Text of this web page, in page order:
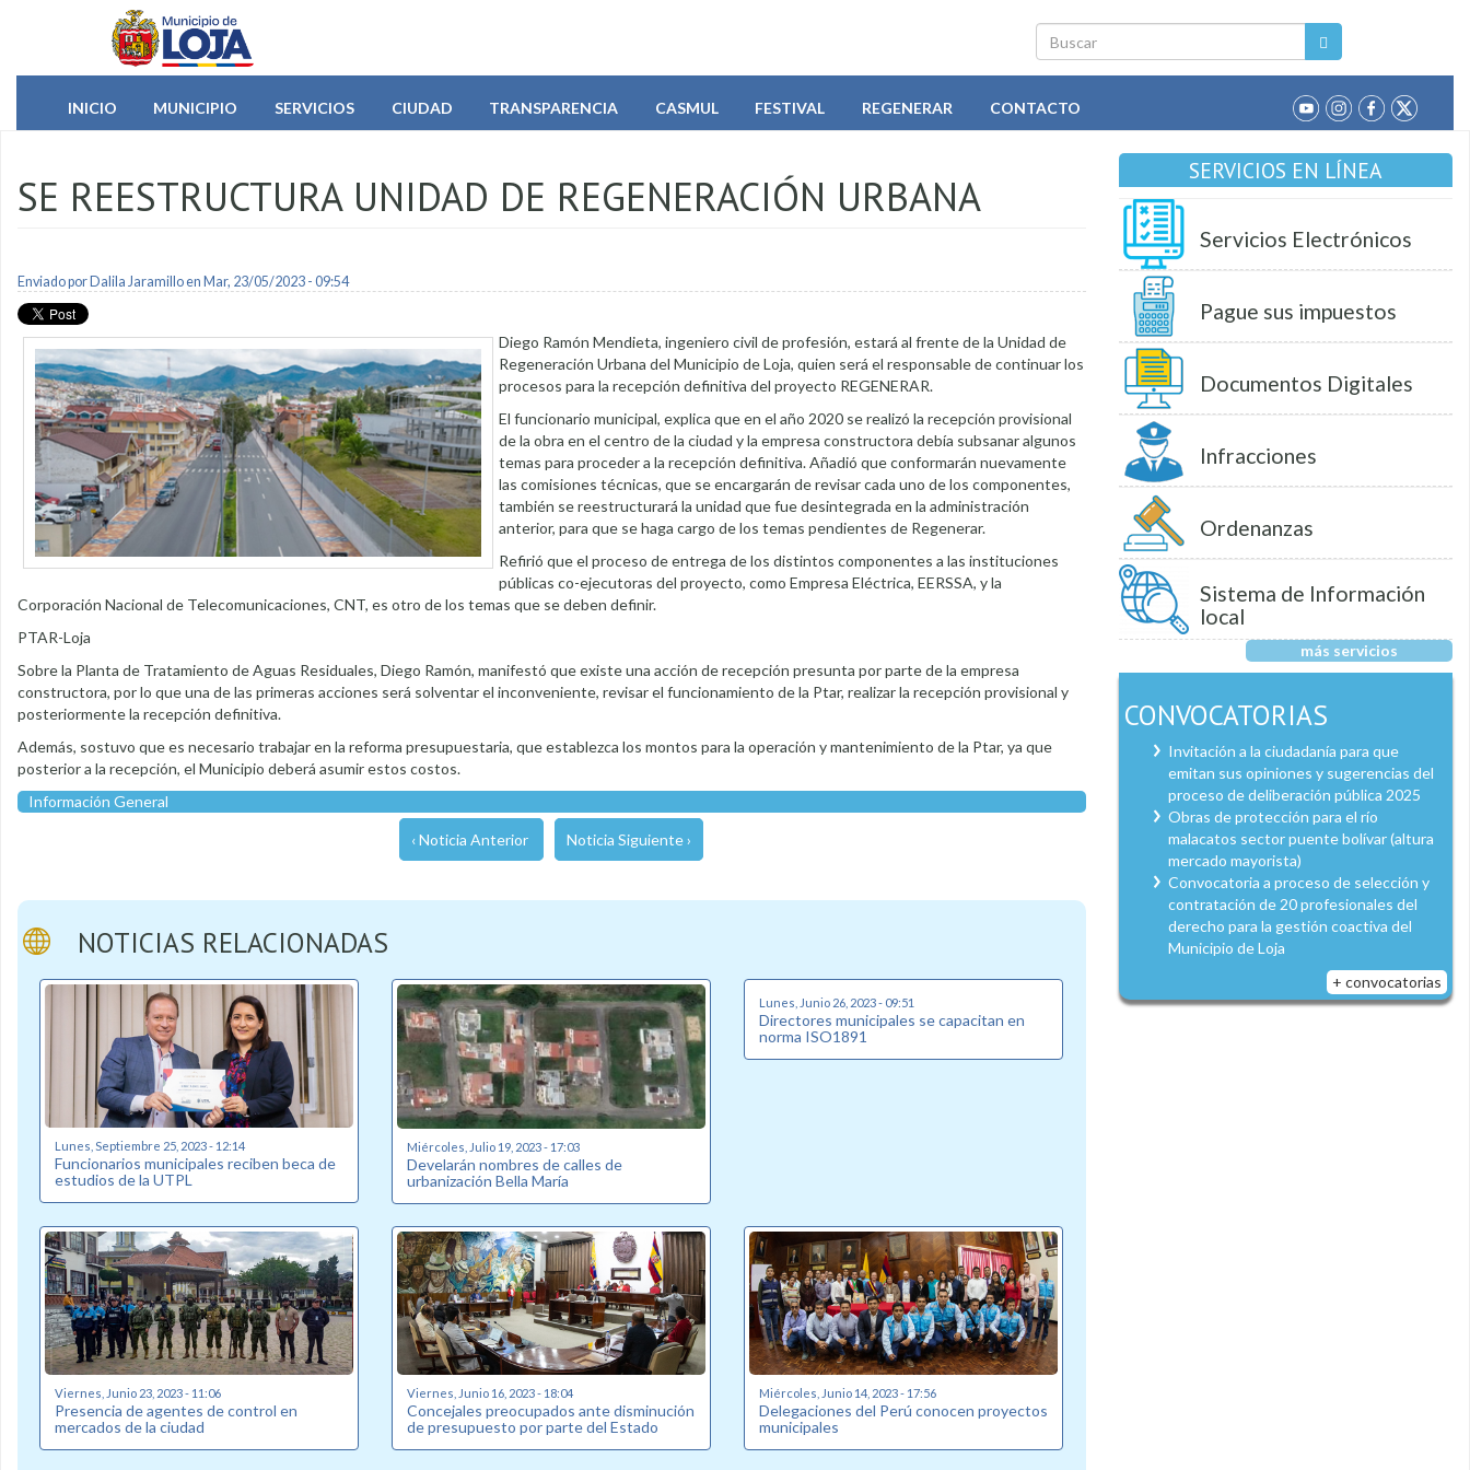
Pasar al contenido principal
Buscar
INICIO
MUNICIPIO SERVICIOS CIUDAD TRANSPARENCIA CASMUL FESTIVAL REGENERAR CONTACTO
SE REESTRUCTURA UNIDAD DE REGENERACIÓN URBANA
Enviado por Dalila Jaramilloen Mar, 23/05/2023 - 09:54
Diego Ramón Mendieta, ingeniero civil de profesión, estará al frente de la Unidad de
Regeneración Urbana del Municipio de Loja, quien será el responsable de continuar los
procesos para la recepción definitiva del proyecto REGENERAR.
El funcionario municipal, explica que en el año 2020 se realizó la recepción provisional
de la obra en el centro de la ciudad y la empresa constructora debía subsanar algunos
temas para proceder a la recepción definitiva. Añadió que conformarán nuevamente
las comisiones técnicas, que se encargarán de revisar cada uno de los componentes,
también se reestructurará la unidad que fue desintegrada en la administración
anterior, para que se haga cargo de los temas pendientes de Regenerar.
Refirió que el proceso de entrega de los distintos componentes a las instituciones
públicas co-ejecutoras del proyecto, como Empresa Eléctrica, EERSSA, y la
Corporación Nacional de Telecomunicaciones, CNT, es otro de los temas que se deben definir.
PTAR-Loja
Sobre la Planta de Tratamiento de Aguas Residuales, Diego Ramón, manifestó que existe una acción de recepción presunta por parte de la empresa
constructora, por lo que una de las primeras acciones será solventar el inconveniente, revisar el funcionamiento de la Ptar, realizar la recepción provisional y
posteriormente la recepción definitiva.
Además, sostuvo que es necesario trabajar en la reforma presupuestaria, que establezca los montos para la operación y mantenimiento de la Ptar, ya que
posterior a la recepción, el Municipio deberá asumir estos costos.
Información General
‹ Noticia Anterior Noticia Siguiente ›
NOTICIAS RELACIONADAS
Lunes, Septiembre 25, 2023 - 12:14
Funcionarios municipales reciben beca de
estudios de la UTPL
Miércoles, Julio 19, 2023 - 17:03
Develarán nombres de calles de
urbanización Bella María
Lunes, Junio 26, 2023 - 09:51
Directores municipales se capacitan en
norma ISO1891
Viernes, Junio 23, 2023 - 11:06
Presencia de agentes de control en
mercados de la ciudad
Viernes, Junio 16, 2023 - 18:04
Concejales preocupados ante disminución
de presupuesto por parte del Estado
Miércoles, Junio 14, 2023 - 17:56
Delegaciones del Perú conocen proyectos
municipales
SERVICIOS EN LÍNEA
Servicios Electrónicos
Pague sus impuestos
Documentos Digitales
Infracciones
Ordenanzas
Sistema de Información
local
más servicios
CONVOCATORIAS
Invitación a la ciudadanía para que
emitan sus opiniones y sugerencias del
proceso de deliberación pública 2025
Obras de protección para el río
malacatos sector puente bolívar (altura
mercado mayorista)
Convocatoria a proceso de selección y
contratación de 20 profesionales del
derecho para la gestión coactiva del
Municipio de Loja
+ convocatorias